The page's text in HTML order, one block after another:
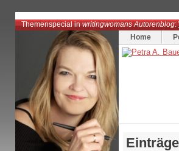
Themenspecial inwritingwomans Autorenblog:
Home